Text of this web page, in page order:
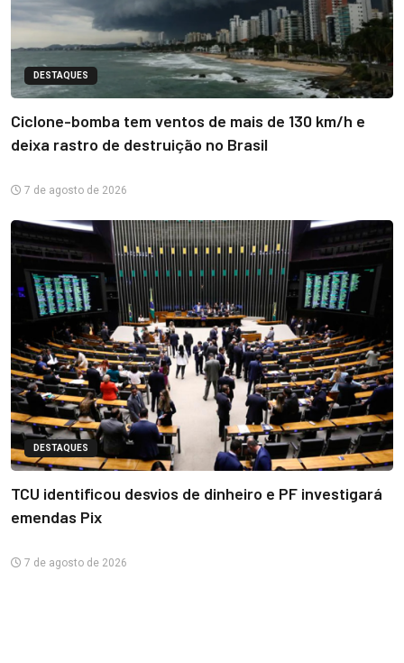
DESTAQUES
Ciclone-bomba tem ventos de mais de 130 km/h e
deixa rastro de destruição no Brasil
7 de agosto de 2026
DESTAQUES
TCU identificou desvios de dinheiro e PF investigará
emendas Pix
7 de agosto de 2026